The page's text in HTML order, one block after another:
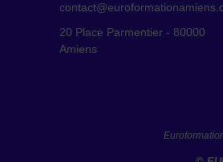
20 Place Parmentier - 80000
Amiens